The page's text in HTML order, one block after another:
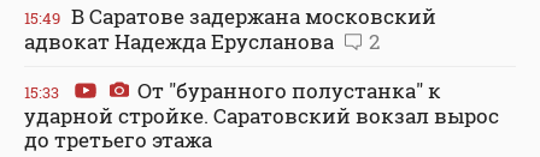
15:49 В Саратове задержана московский
адвокат Надежда Ерусланова
2
15:33
От "буранного полустанка" к
ударной стройке. Саратовский вокзал вырос
до третьего этажа